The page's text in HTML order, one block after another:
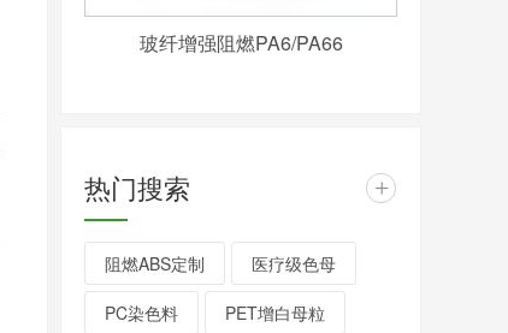
玻纤增强阻燃PA6/PA66
热门搜索 +
阻燃ABS定制 医疗级色母
PC染色料 PET增白母粒